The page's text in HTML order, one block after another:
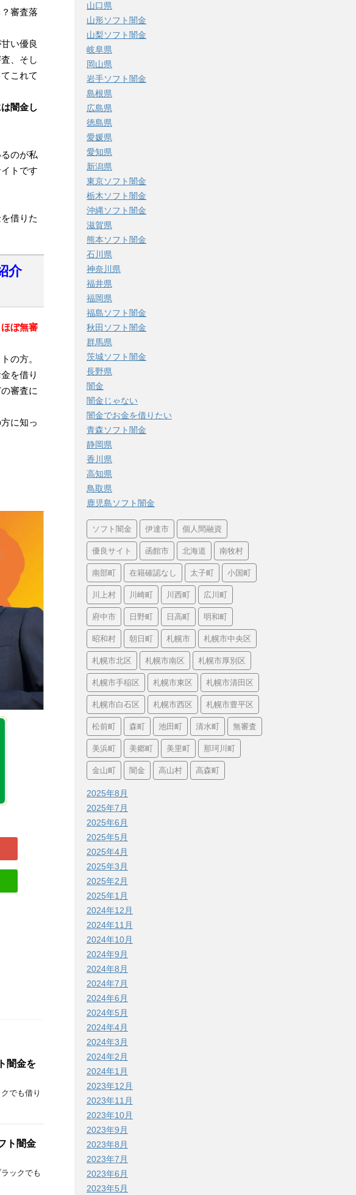
審査落
い優良
、そし
これて
闇金し
のが私
トです
借りた
介
ほぼ無審
の方。
を借り
審査に
に知っ
闇金を
でも借り
ト闇金
ックでも
山口県
山形ソフト闇金
山梨ソフト闇金
岐阜県
岡山県
岩手ソフト闇金
島根県
広島県
徳島県
愛媛県
愛知県
新潟県
東京ソフト闇金
栃木ソフト闇金
沖縄ソフト闇金
滋賀県
熊本ソフト闇金
石川県
神奈川県
福井県
福岡県
福島ソフト闇金
秋田ソフト闇金
群馬県
茨城ソフト闇金
長野県
闇金
闇金じゃない
闇金でお金を借りたい
青森ソフト闇金
静岡県
香川県
高知県
鳥取県
鹿児島ソフト闇金
ソフト闇金 伊達市 個人間融資
優良サイト 函館市 北海道 南牧村
南部町 在籍確認なし 太子町 小国町
川上村 川崎町 川西町 広川町
府中市 日野町 日高町 明和町
昭和村 朝日町 札幌市 札幌市中央区
札幌市北区 札幌市南区 札幌市厚別区
札幌市手稲区 札幌市東区 札幌市清田区
札幌市白石区 札幌市西区 札幌市豊平区
松前町 森町 池田町 清水町 無審査
美浜町 美郷町 美里町 那珂川町
金山町 闇金 高山村 高森町
2025年8月
2025年7月
2025年6月
2025年5月
2025年4月
2025年3月
2025年2月
2025年1月
2024年12月
2024年11月
2024年10月
2024年9月
2024年8月
2024年7月
2024年6月
2024年5月
2024年4月
2024年3月
2024年2月
2024年1月
2023年12月
2023年11月
2023年10月
2023年9月
2023年8月
2023年7月
2023年6月
2023年5月